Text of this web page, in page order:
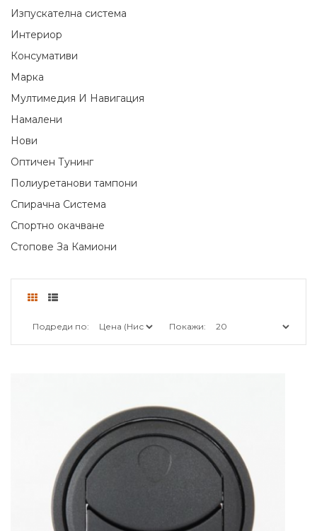
Изпускателна система
Интериор
Консумативи
Марка
Мултимедия И Навигация
Намалени
Нови
Оптичен Тунинг
Полиуретанови тампони
Спирачна Система
Спортно окачване
Стопове За Камиони
Подреди по: Покажи: